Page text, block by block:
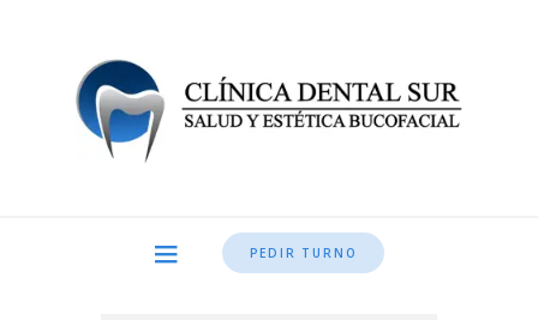
PEDIR TURNO